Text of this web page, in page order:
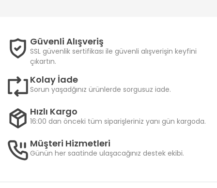
Güvenli Alışveriş
SSL güvenlik sertifikası ile güvenli alışverişin keyfini
çıkartın.
Kolay İade
Sorun yaşadğınız ürünlerde sorgusuz iade.
Hızlı Kargo
16:00 dan önceki tüm siparişleriniz yanı gün kargoda.
Müşteri Hizmetleri
Günün her saatinde ulaşacağınız destek ekibi.